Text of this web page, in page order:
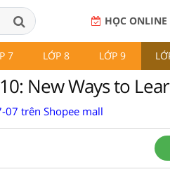
HỌC ONLINE
7 LỚP 8 LỚP 9
New Ways to
07 trên Shopee mall